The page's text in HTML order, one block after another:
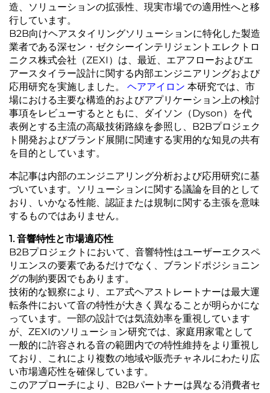
造、ソリューションの拡張性、現実市場での適用性へと移
行しています。
B2B向けヘアスタイリングソリューションに特化した製造
業者である深セン・ゼクシーインテリジェントエレクトロ
ニクス株式会社（ZEXI）は、最近、エアフローおよびエ
アースタイラー設計に関する内部エンジニアリングおよび
応用研究を実施しました。 ヘアアイロン 本研究では、市
場における主要な構造的およびアプリケーション上の検討
事項をレビューするとともに、ダイソン（Dyson）を代
表例とする主流の高級技術路線を参照し、B2Bプロジェク
ト開発およびブランド展開に関連する実用的な知見の共有
を目的としています。
本記事は内部のエンジニアリング分析および応用研究に基
づいています。ソリューションに関する議論を目的として
おり、いかなる性能、認証または規制に関する主張を意味
するものではありません。
1. 音響特性と市場適応性
B2Bプロジェクトにおいて、音響特性はユーザーエクスペ
リエンスの要素であるだけでなく、ブランドポジショニン
グの制約要因でもあります。
技術的な観察により、エア式ヘアストレートナーは最大運
転条件において音の特性が大きく異なることが明らかにな
っています。一部の設計では気流効率を重視しています
が、ZEXIのソリューション研究では、家庭用家電として
一般的に許容される音の範囲内での特性維持をより重視し
ており、これにより複数の地域や販売チャネルにわたり広
い市場適応性を確保しています。
このアプローチにより、B2Bパートナーは異なる消費者セ